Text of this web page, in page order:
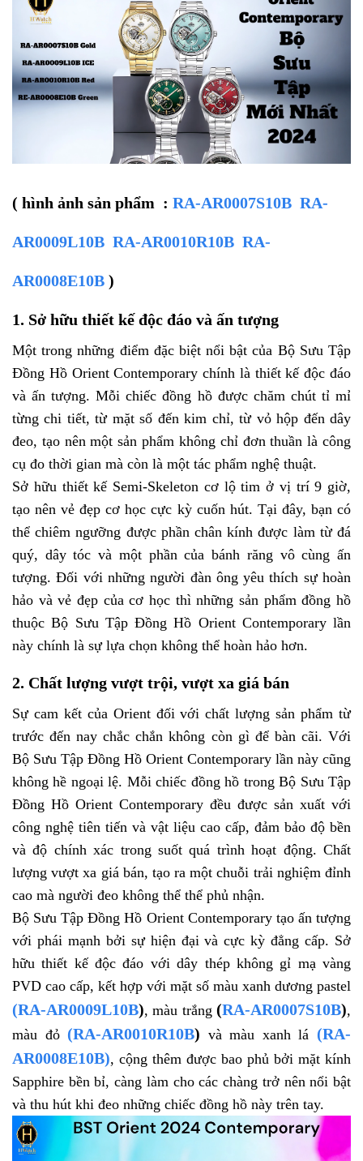
( hình ảnh sản phẩm : RA-AR0007S10B RA-
AR0009L10B RA-AR0010R10B RA-
AR0008E10B )
1. Sở hữu thiết kế độc đáo và ấn tượng
Một trong những điểm đặc biệt nổi bật của Bộ Sưu Tập
Đồng Hồ Orient Contemporary chính là thiết kế độc đáo
và ấn tượng. Mỗi chiếc đồng hồ được chăm chút tỉ mỉ
từng chi tiết, từ mặt số đến kim chỉ, từ vỏ hộp đến dây
đeo, tạo nên một sản phẩm không chỉ đơn thuần là công
cụ đo thời gian mà còn là một tác phẩm nghệ thuật.
Sở hữu thiết kế Semi-Skeleton cơ lộ tim ở vị trí 9 giờ,
tạo nên vẻ đẹp cơ học cực kỳ cuốn hút. Tại đây, bạn có
thể chiêm ngưỡng được phần chân kính được làm từ đá
quý, dây tóc và một phần của bánh răng vô cùng ấn
tượng. Đối với những người đàn ông yêu thích sự hoàn
hảo và vẻ đẹp của cơ học thì những sản phẩm đồng hồ
thuộc Bộ Sưu Tập Đồng Hồ Orient Contemporary lần
này chính là sự lựa chọn không thể hoàn hảo hơn.
2. Chất lượng vượt trội, vượt xa giá bán
Sự cam kết của Orient đối với chất lượng sản phẩm từ
trước đến nay chắc chắn không còn gì để bàn cãi. Với
Bộ Sưu Tập Đồng Hồ Orient Contemporary lần này cũng
không hề ngoại lệ. Mỗi chiếc đồng hồ trong Bộ Sưu Tập
Đồng Hồ Orient Contemporary đều được sản xuất với
công nghệ tiên tiến và vật liệu cao cấp, đảm bảo độ bền
và độ chính xác trong suốt quá trình hoạt động. Chất
lượng vượt xa giá bán, tạo ra một chuỗi trải nghiệm đỉnh
cao mà người đeo không thể thể phủ nhận.
Bộ Sưu Tập Đồng Hồ Orient Contemporary tạo ấn tượng
với phái mạnh bởi sự hiện đại và cực kỳ đẳng cấp. Sở
hữu thiết kế độc đáo với dây thép không gỉ mạ vàng
PVD cao cấp, kết hợp với mặt số màu xanh dương pastel
(RA-AR0009L10B), màu trắng (RA-AR0007S10B),
màu đỏ (RA-AR0010R10B) và màu xanh lá (RA-
AR0008E10B), cộng thêm được bao phủ bởi mặt kính
Sapphire bền bỉ, càng làm cho các chàng trở nên nổi bật
và thu hút khi đeo những chiếc đồng hồ này trên tay.